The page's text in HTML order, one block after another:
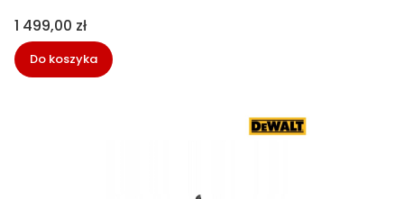
Cena
1 499,00 zł
Do koszyka